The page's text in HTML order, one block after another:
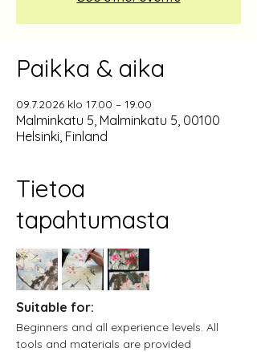
Paikka & aika
09.7.2026 klo 17.00 – 19.00
Malminkatu 5, Malminkatu 5, 00100
Helsinki, Finland
Tietoa
tapahtumasta
Suitable for:
Beginners and all experience levels. All
tools and materials are provided